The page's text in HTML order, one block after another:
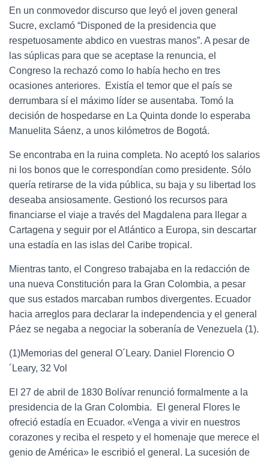
En un conmovedor discurso que leyó el joven general
Sucre, exclamó “Disponed de la presidencia que
respetuosamente abdico en vuestras manos”. A pesar de
las súplicas para que se aceptase la renuncia, el
Congreso la rechazó como lo había hecho en tres
ocasiones anteriores. Existía el temor que el país se
derrumbara sí el máximo líder se ausentaba. Tomó la
decisión de hospedarse en La Quinta donde lo esperaba
Manuelita Sáenz, a unos kilómetros de Bogotá.
Se encontraba en la ruina completa. No aceptó los salarios
ni los bonos que le correspondían como presidente. Sólo
quería retirarse de la vida pública, su baja y su libertad los
deseaba ansiosamente. Gestionó los recursos para
financiarse el viaje a través del Magdalena para llegar a
Cartagena y seguir por el Atlántico a Europa, sin descartar
una estadía en las islas del Caribe tropical.
Mientras tanto, el Congreso trabajaba en la redacción de
una nueva Constitución para la Gran Colombia, a pesar
que sus estados marcaban rumbos divergentes. Ecuador
hacia arreglos para declarar la independencia y el general
Páez se negaba a negociar la soberanía de Venezuela (1).
(1)Memorias del general O´Leary. Daniel Florencio O
´Leary, 32 Vol
El 27 de abril de 1830 Bolívar renunció formalmente a la
presidencia de la Gran Colombia. El general Flores le
ofreció estadía en Ecuador. «Venga a vivir en nuestros
corazones y reciba el respeto y el homenaje que merece el
genio de América» le escribió el general. La sucesión de